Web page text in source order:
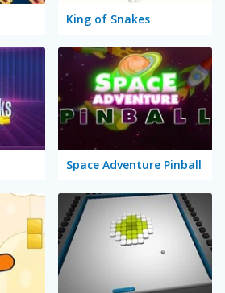
King of Snakes
Space Adventure Pinball